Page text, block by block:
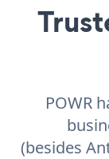
POWR
(besides